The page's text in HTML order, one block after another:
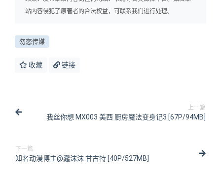
站内容侵犯了原著者的合法权益，可联系我们进行处理。
勿恋传媒
收藏 链接
上一篇
我丝你想 MX003 美西 厨房魔法变身记3 [67P/94MB]
下一篇
知名动漫博主@蠢沫沫 甘古特 [40P/527MB]